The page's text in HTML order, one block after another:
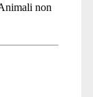
non